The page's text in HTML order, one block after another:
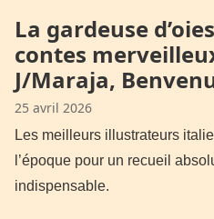
La gardeuse
contes
J/Maraja,
25 avril 2026
Les meilleurs illustrateurs
l’époque pour un recueil
indispensable.